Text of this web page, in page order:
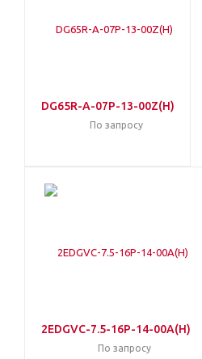
DG65R-A-07P-13-00Z(H)
По запросу
2EDGVC-7.5-16P-14-00A(H)
По запросу